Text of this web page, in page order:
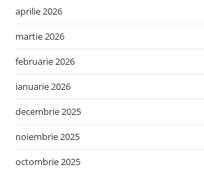
aprilie 2026
martie 2026
februarie 2026
ianuarie 2026
decembrie 2025
noiembrie 2025
octombrie 2025